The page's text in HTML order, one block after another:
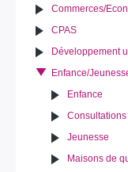
Commerces/
CPAS
Développement
Enfance/
Enfance
Jeunesse
Maisons de